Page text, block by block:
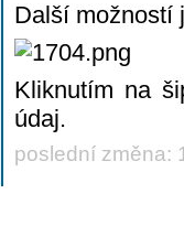
Další možností
Kliknutím na
údaj.
poslední změna: